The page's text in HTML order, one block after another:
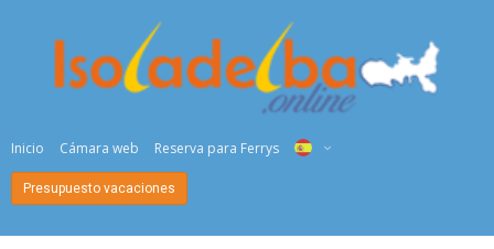
Inicio Cámara web Reserva para Ferrys
Presupuesto vacaciones